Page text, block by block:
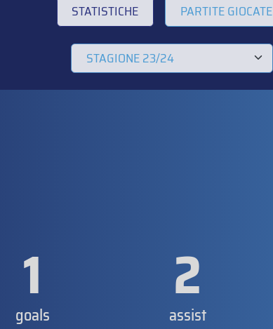
STATISTICHE PARTITE GIOCATE
1
goals 2
assist